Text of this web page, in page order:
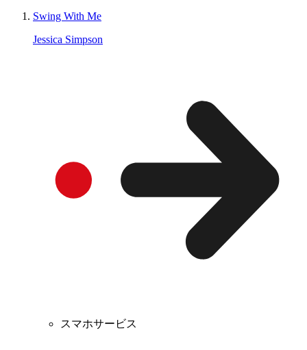
Swing With Me
Jessica Simpson
スマホサービス